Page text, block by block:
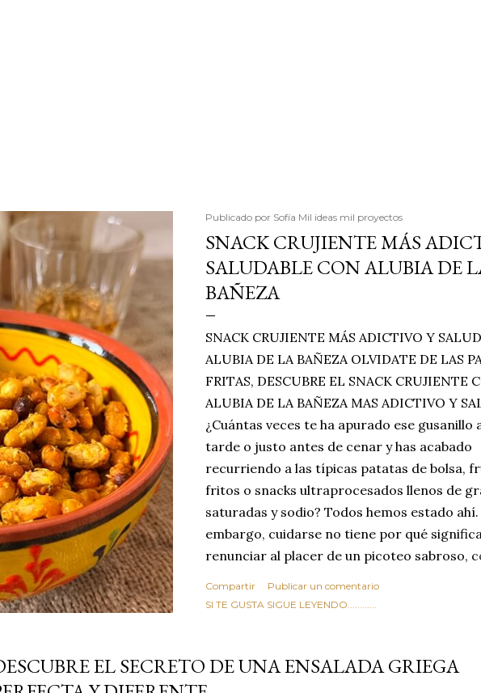
Publicado por Sofía Mil ideas mil proyectos
SNACK CRUJIENTE MÁS
SALUDABLE CON ALUBIA DE
BAÑEZA
SNACK CRUJIENTE MÁS ADICTIVO Y
ALUBIA DE LA BAÑEZA OLVIDATE DE LAS
FRITAS, DESCUBRE EL SNACK CRUJIENTE
ALUBIA DE LA BAÑEZA MAS ADICTIVO Y
¿Cuántas veces te ha apurado ese gusanillo
tarde o justo antes de cenar y has acabado
recurriendo a las típicas patatas de bolsa,
fritos o snacks ultraprocesados llenos de
saturadas y sodio? Todos hemos estado ahí.
embargo, cuidarse no tiene por qué
renunciar al placer de un picoteo sabroso,
Estas alubias crujientes al horno van a
tradicionales y copiosos de invierno. Con
simple pero revolucionaria,
Compartir
Publicar un comentario
SI TE GUSTA SIGUE LEYENDO............
EL SECRETO DE UNA ENSALADA GRIEGA